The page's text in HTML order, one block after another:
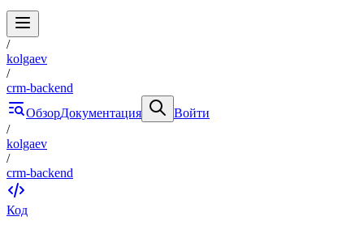
/
kolgaev
/
crm-backend
ОбзорДокументация
Войти
/
kolgaev
/
crm-backend
Код